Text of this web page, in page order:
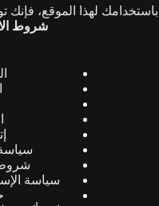
باستخدامك لهذا الموقع،
شروط
شروط
سياسة